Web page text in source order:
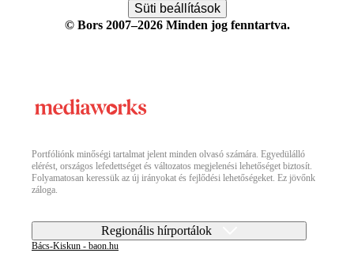
Süti beállítások
© Bors 2007–2026 Minden jog fenntartva.
Portfóliónk minőségi tartalmat jelent minden olvasó számára. Egyedülálló
elérést, országos lefedettséget és változatos megjelenési lehetőséget biztosít.
Folyamatosan keressük az új irányokat és fejlődési lehetőségeket. Ez jövőnk
záloga.
Regionális hírportálok
Bács-Kiskun - baon.hu